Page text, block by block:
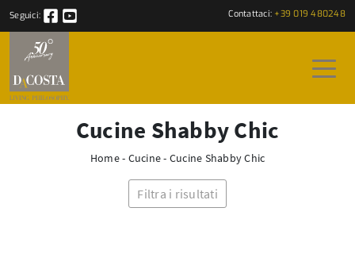
Seguici: Contattaci: +39 019 480248
Cucine Shabby Chic
Home- Cucine- Cucine Shabby Chic
Filtra i risultati